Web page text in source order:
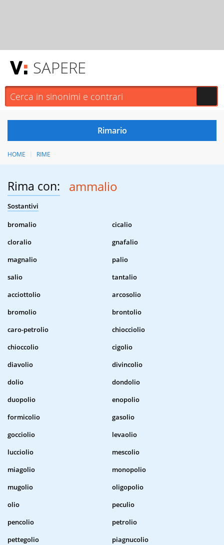
SAPERE
HOME RIME
Rima con: ammalio
Sostantivi
bromalio
cicalio
cloralio
gnafalio
magnalio
palio
salio
tantalio
acciottolio
arcosolio
bromolio
brontolio
caro-petrolio
chiocciolio
chioccolio
cigolio
diavolio
divincolio
dolio
dondolio
duopolio
enopolio
formicolio
gasolio
gocciolio
levaolio
lucciolio
mescolio
miagolio
monopolio
mugolio
oligopolio
olio
peculio
pencolio
petrolio
pettegolio
piagnucolio